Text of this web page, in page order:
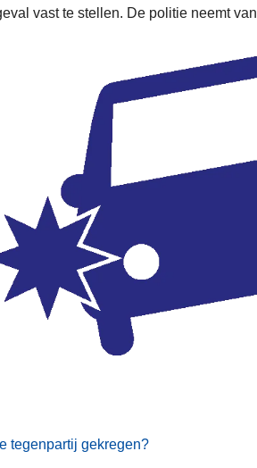
vast te stellen. De politie neemt
tegenpartij gekregen?